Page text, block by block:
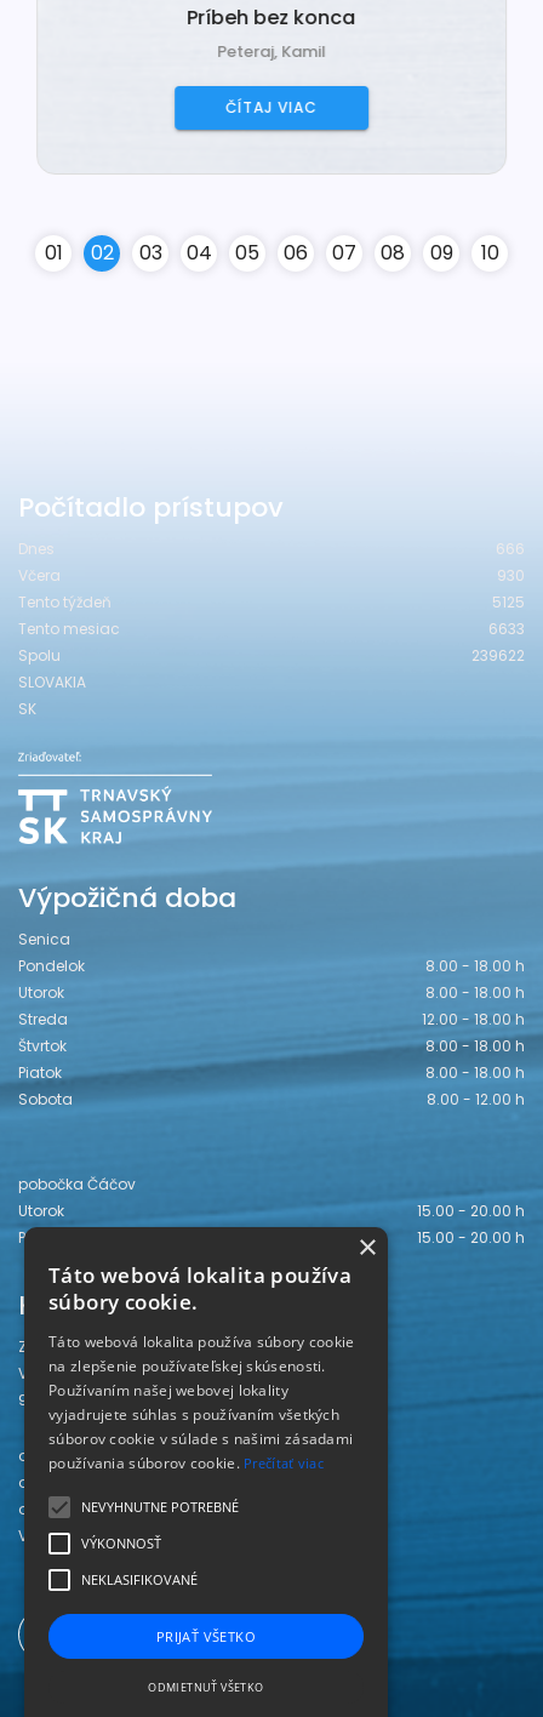
Príbeh bez konca
Peteraj, Kamil
ČÍTAJ VIAC
01 02 03 04 05 06 07 08 09 10
Počítadlo prístupov
Dnes
666
Včera
930
Tento týždeň
5125
Tento mesiac
6633
Spolu
239622
SLOVAKIA
SK
Výpožičná doba
Senica
Pondelok
8.00 - 18.00 h
Utorok
8.00 - 18.00 h
Streda
12.00 - 18.00 h
Štvrtok
8.00 - 18.00 h
Piatok
8.00 - 18.00 h
Sobota
8.00 - 12.00 h
pobočka Čáčov
Utorok
15.00 - 20.00 h
Piatok
15.00 - 20.00 h
Kontakt
Záhorská knižnica
Vajanského 28
905 01 Senica
odd. beletrie 034/654 3780
odd. odbornej literatúry 034/651 2710
odd. pre deti a mládež 034/654 6519
Viac kontaktov nájdete
×
Táto webová lokalita používa
súbory cookie.
Táto webová lokalita používa súbory cookie
na zlepšenie používateľskej skúsenosti.
Používaním našej webovej lokality
vyjadrujete súhlas s používaním všetkých
súborov cookie v súlade s našimi zásadami
používania súborov cookie. Prečítať viac
NEVYHNUTNE POTREBNÉ
VÝKONNOSŤ
NEKLASIFIKOVANÉ
PRIJAŤ VŠETKO
ODMIETNUŤ VŠETKO